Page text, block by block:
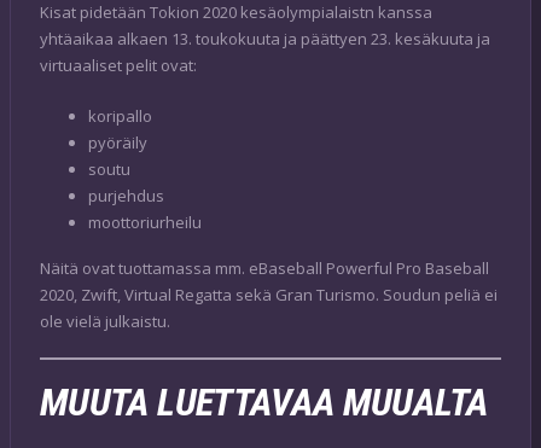
Kisat pidetään Tokion 2020 kesäolympialaistn kanssa
yhtäaikaa alkaen 13. toukokuuta ja päättyen 23. kesäkuuta ja
virtuaaliset pelit ovat:
koripallo
pyöräily
soutu
purjehdus
moottoriurheilu
Näitä ovat tuottamassa mm. eBaseball Powerful Pro Baseball
2020, Zwift, Virtual Regatta sekä Gran Turismo. Soudun peliä ei
ole vielä julkaistu.
MUUTA LUETTAVAA MUUALTA